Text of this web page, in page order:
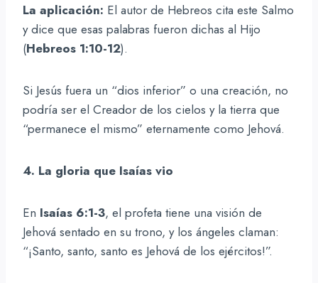
La aplicación: El autor de Hebreos cita este Salmo
y dice que esas palabras fueron dichas al Hijo
(Hebreos 1:10-12).
Si Jesús fuera un “dios inferior” o una creación, no
podría ser el Creador de los cielos y la tierra que
“permanece el mismo” eternamente como Jehová.
4. La gloria que Isaías vio
En Isaías 6:1-3, el profeta tiene una visión de
Jehová sentado en su trono, y los ángeles claman:
“¡Santo, santo, santo es Jehová de los ejércitos!”.